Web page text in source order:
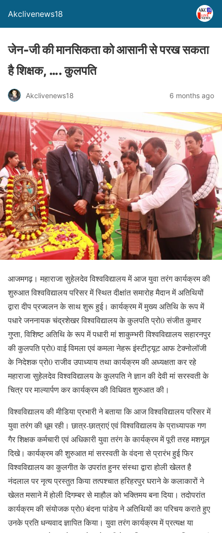
Akclivenews18
जेन-जी की मानसिकता को आसानी से परख सकता
है शिक्षक, …. कुलपति
Akclivenews18 6 months ago
आजमगढ़। महाराजा सुहेलदेव विश्वविद्यालय में आज युवा तरंग कार्यक्रम की
शुरुआत विश्वविद्यालय परिसर में स्थित दीक्षांत समारोह मैदान में अतिथियों
द्वारा दीप प्रज्वलन के साथ शुरू हुई। कार्यक्रम में मुख्य अतिथि के रूप में
पधारे जननायक चंद्रशेखर विश्वविद्यालय के कुलपति प्रो0 संजीत कुमार
गुप्ता, विशिष्ट अतिथि के रूप में पधारी मां शाकुम्भरी विश्वविद्यालय सहारनपुर
की कुलपति प्रो0 वाई विमला एवं कमला नेहरू इंस्टीट्यूट आफ टेक्नोलॉजी
के निदेशक प्रो0 राजीव उपाध्याय तथा कार्यक्रम की अध्यक्षता कर रहे
महाराजा सुहेलदेव विश्वविद्यालय के कुलपति ने ज्ञान की देवी मां सरस्वती के
चित्र पर माल्यार्पण कर कार्यक्रम की विधिवत शुरुआत की।
विश्वविद्यालय की मीडिया प्रभारी ने बताया कि आज विश्वविद्यालय परिसर में
युवा तरंग की धूम रही। छात्र-छात्राएं एवं विश्वविद्यालय के प्राध्यापक गण
गैर शिक्षक कर्मचारी एवं अधिकारी युवा तरंग के कार्यक्रम में पूरी तरह मशगूल
दिखे। कार्यक्रम की शुरुआत मां सरस्वती के वंदना से प्रारंभ हुई फिर
विश्वविद्यालय का कुलगीत के उपरांत हुनर संस्था द्वारा होली खेलत है
नंदलाल पर नृत्य प्रस्तुत किया तत्पश्चात हरिहरपुर घराने के कलाकारों ने
खेलत मसाने में होली दिगम्बर से माहौल को भक्तिमय बना दिया। तदोपरांत
कार्यक्रम की संयोजक प्रो0 बंदना पांडेय ने अतिथियों का परिचय कराते हुए
उनके प्रति धन्यवाद ज्ञापित किया। युवा तरंग कार्यक्रम में प्रत्यक्ष या